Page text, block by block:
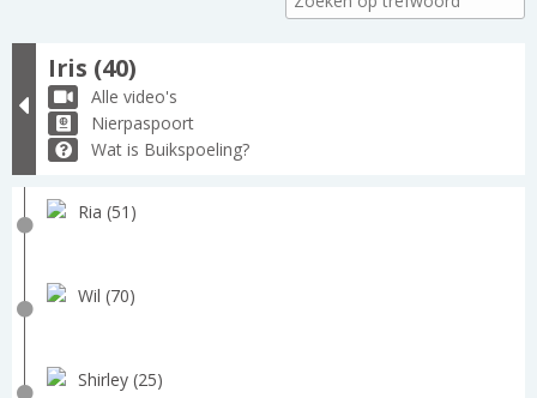
Iris (40)
Alle video's
Nierpaspoort
Wat is Buikspoeling?
Ria (51)
Wil (70)
Shirley (25)